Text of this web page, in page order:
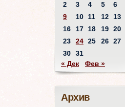
2
3 4 5 6
9
10 11 12 13
16
17 18 19 20
23
24 25 26 27
30
31
« Дек
Фев »
Архив